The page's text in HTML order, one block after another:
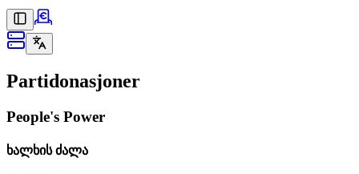
Partidonasjoner
People's Power
ხალხის ძალა